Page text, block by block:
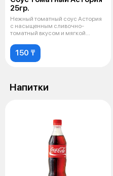
25гр.
Нежный томатный соус Астория
с насыщенным сливочно-
томатный вкусом и мягкой
150 ₸
Напитки